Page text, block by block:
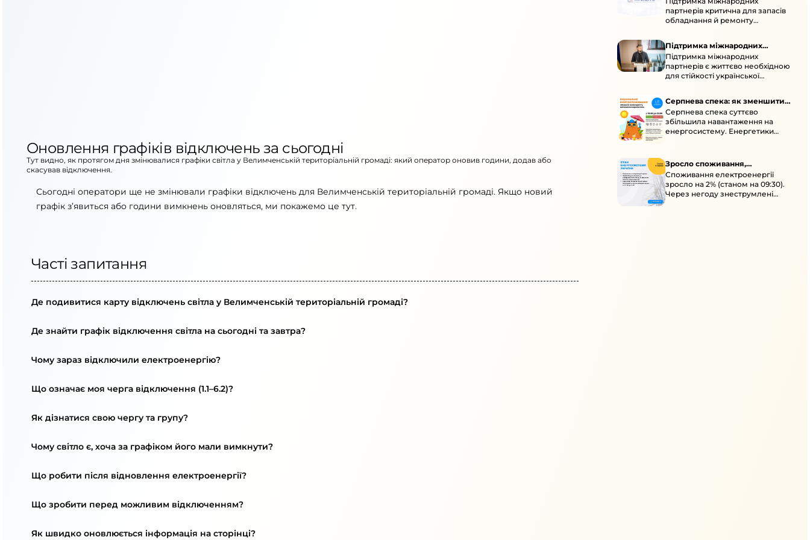
Оновлення графіків відключень за сьогодні
Тут видно, як протягом дня змінювалися графіки світла у Велимченській територіальній громаді: який оператор оновив години, додав або
скасував відключення.
Сьогодні оператори ще не змінювали графіки відключень для Велимченській територіальній громаді. Якщо новий
графік з’явиться або години вимкнень оновляться, ми покажемо це тут.
Часті запитання
Де подивитися карту відключень світла у Велимченській територіальній громаді?
Де знайти графік відключення світла на сьогодні та завтра?
Чому зараз відключили електроенергію?
Що означає моя черга відключення (1.1–6.2)?
Як дізнатися свою чергу та групу?
Чому світло є, хоча за графіком його мали вимкнути?
Що робити після відновлення електроенергії?
Що зробити перед можливим відключенням?
Як швидко оновлюється інформація на сторінці?
підтримка для стійкості
енергосистеми
партнерів критична для запасів
обладнання й ремонту
Підтримка міжнародних
партнерів для стійкості
енергосистеми
Підтримка міжнародних
партнерів є життєво необхідною
для стійкості української
наступної зими.
Серпнева спека: як зменшити
навантаження
Серпнева спека суттєво
збільшила навантаження на
енергосистему. Енергетики
ощадливо споживати.
Зросло споживання,
знеструмлення через негоду й
атаки
Споживання електроенергії
зросло на 2% (станом на 09:30).
Через негоду знеструмлені
понад 70 населених пунктів.